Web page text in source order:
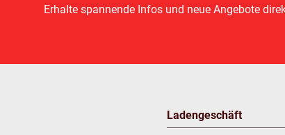
Erhalte spannende Infos und neue Angebote
Ladengeschäft